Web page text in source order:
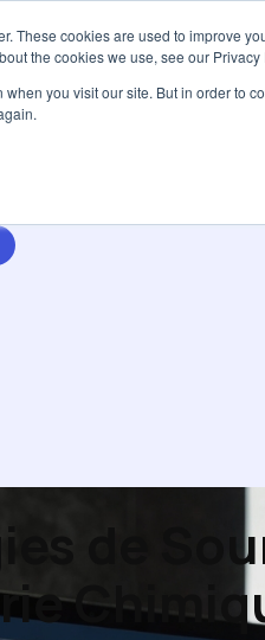
These cookies are used to improve
the cookies we use, see our Privacy
you visit our site. But in order to
Services
de